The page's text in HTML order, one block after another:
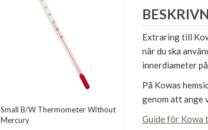
Extraring till
när du ska
innerdiameter
På Kowas
genom att ange
Guide för Kowa
Small B/W Thermometer Without
Mercury